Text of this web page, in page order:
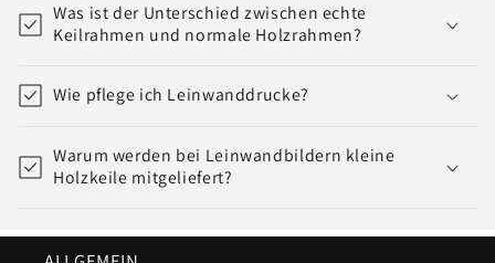
Was ist der Unterschied zwischen echte
Keilrahmen und normale Holzrahmen?
Wie pflege ich Leinwanddrucke?
Warum werden bei Leinwandbildern kleine
Holzkeile mitgeliefert?